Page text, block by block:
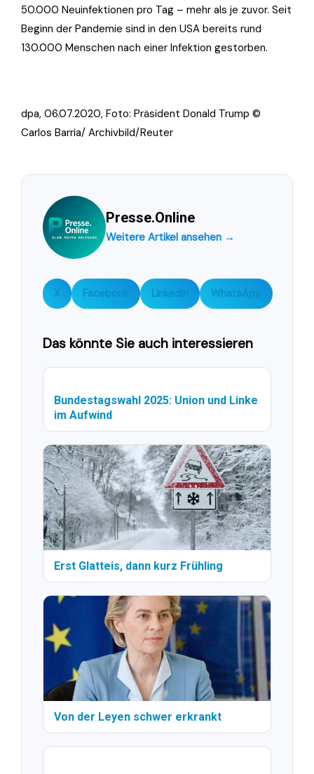
50.000 Neuinfektionen pro Tag – mehr als je zuvor. Seit
Beginn der Pandemie sind in den USA bereits rund
130.000 Menschen nach einer Infektion gestorben.
dpa, 06.07.2020, Foto: Präsident Donald Trump ©
Carlos Barria/ Archivbild/Reuter
Presse.Online
Weitere Artikel ansehen →
X Facebook LinkedIn WhatsApp
Das könnte Sie auch interessieren
Bundestagswahl 2025: Union und Linke
im Aufwind
Erst Glatteis, dann kurz Frühling
Von der Leyen schwer erkrankt